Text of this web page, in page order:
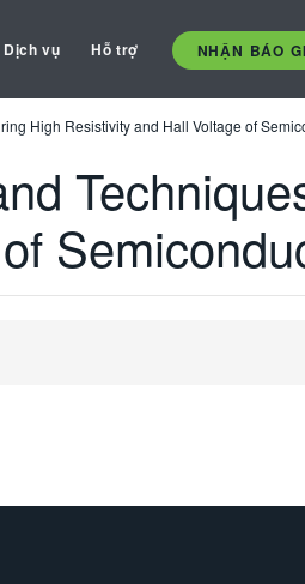
Dịch vụ Hỗ trợ NHẬN BÁO
High Resistivity and Hall Voltage of